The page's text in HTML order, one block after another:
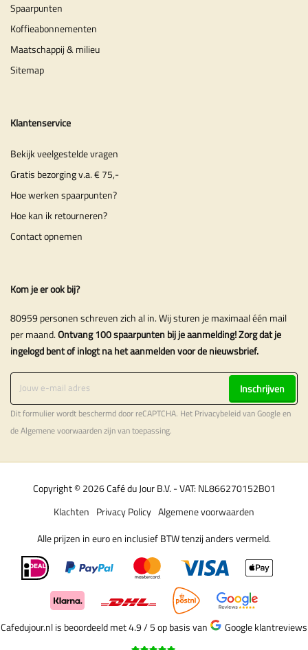
Spaarpunten
Koffieabonnementen
Maatschappij & milieu
Sitemap
Klantenservice
Bekijk veelgestelde vragen
Gratis bezorging v.a. € 75,-
Hoe werken spaarpunten?
Hoe kan ik retourneren?
Contact opnemen
Kom je er ook bij?
80959 personen schreven zich al in. Wij sturen je maximaal één mail
per maand.Ontvang 100 spaarpunten bij je aanmelding! Zorg dat je
ingelogd bent of inlogt na het aanmelden voor de nieuwsbrief.
Inschrijven
Dit formulier wordt beschermd door reCAPTCHA. Het Privacybeleidvan Google en
deAlgemene voorwaardenzijn van toepassing.
Copyright © 2026 Café du Jour B.V. - VAT: NL866270152B01
Algemene voorwaarden
Privacy Policy
Klachten
Alle prijzen in euro en inclusief BTW tenzij anders vermeld.
Cafedujour.nl is beoordeeld met 4.9 / 5op basis van Google klantreviews